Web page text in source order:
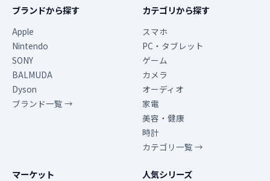
ブランドから探す
Apple
Nintendo
SONY
BALMUDA
Dyson
ブランド一覧 →
カテゴリから探す
スマホ
PC・タブレット
ゲーム
カメラ
オーディオ
家電
美容・健康
時計
カテゴリ一覧 →
マーケット 人気シリーズ